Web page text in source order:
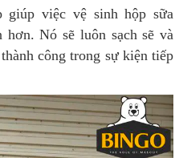
giúp việc vệ sinh hộp sữa
Nó sẽ luôn sạch sẽ và
công trong sự kiện tiếp